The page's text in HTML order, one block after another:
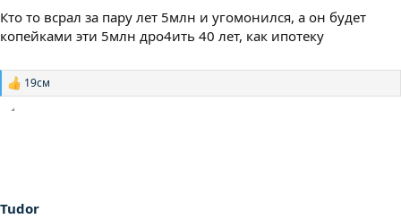
Кто то всрал за пару лет 5млн и угомонился, а он будет
копейками эти 5млн дро4ить 40 лет, как ипотеку
Р
19см
Tudor